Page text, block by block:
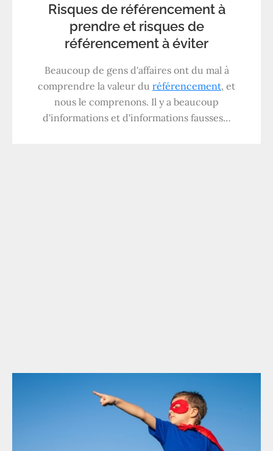
Risques de référencement à
prendre et risques de
référencement à éviter
Beaucoup de gens d'affaires ont du mal à
comprendre la valeur du référencement, et
nous le comprenons. Il y a beaucoup
d'informations et d'informations fausses…